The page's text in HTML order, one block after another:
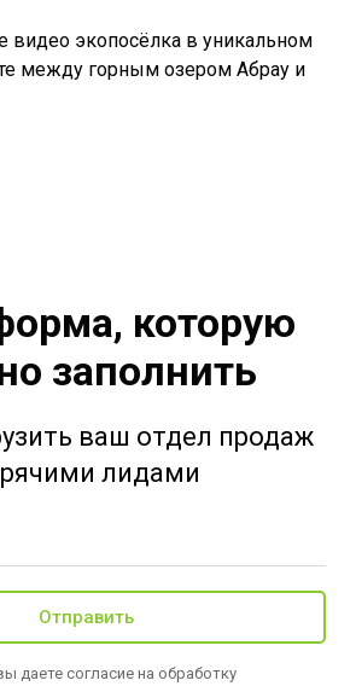
видео экопосёлка в уникальном
между горным озером Абрау и
которую
заполнить
ваш отдел продаж
лидами
Отправить
даете согласие на обработку